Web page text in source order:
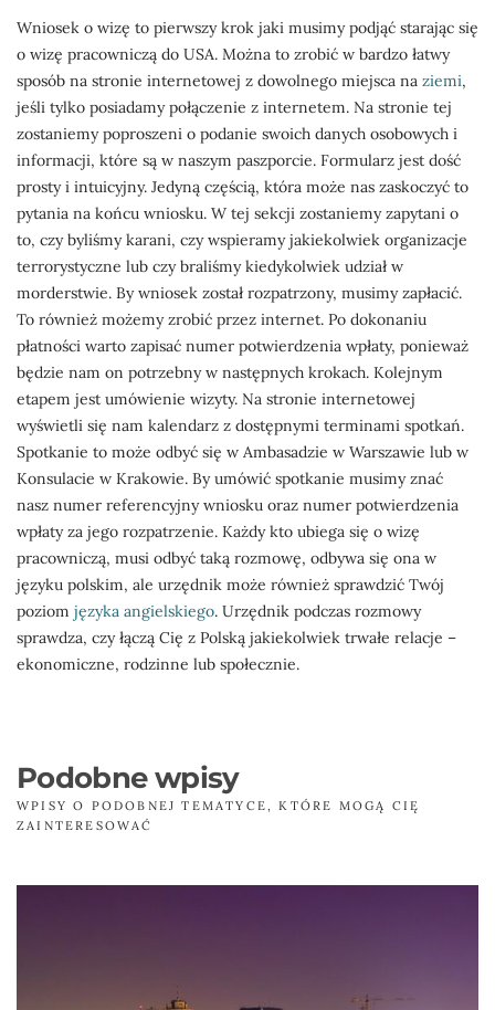
Wniosek o wizę to pierwszy krok jaki musimy podjąć starając się
o wizę pracowniczą do USA. Można to zrobić w bardzo łatwy
sposób na stronie internetowej z dowolnego miejsca na ziemi,
jeśli tylko posiadamy połączenie z internetem. Na stronie tej
zostaniemy poproszeni o podanie swoich danych osobowych i
informacji, które są w naszym paszporcie. Formularz jest dość
prosty i intuicyjny. Jedyną częścią, która może nas zaskoczyć to
pytania na końcu wniosku. W tej sekcji zostaniemy zapytani o
to, czy byliśmy karani, czy wspieramy jakiekolwiek organizacje
terrorystyczne lub czy braliśmy kiedykolwiek udział w
morderstwie. By wniosek został rozpatrzony, musimy zapłacić.
To również możemy zrobić przez internet. Po dokonaniu
płatności warto zapisać numer potwierdzenia wpłaty, ponieważ
będzie nam on potrzebny w następnych krokach. Kolejnym
etapem jest umówienie wizyty. Na stronie internetowej
wyświetli się nam kalendarz z dostępnymi terminami spotkań.
Spotkanie to może odbyć się w Ambasadzie w Warszawie lub w
Konsulacie w Krakowie. By umówić spotkanie musimy znać
nasz numer referencyjny wniosku oraz numer potwierdzenia
wpłaty za jego rozpatrzenie. Każdy kto ubiega się o wizę
pracowniczą, musi odbyć taką rozmowę, odbywa się ona w
języku polskim, ale urzędnik może również sprawdzić Twój
poziom języka angielskiego. Urzędnik podczas rozmowy
sprawdza, czy łączą Cię z Polską jakiekolwiek trwałe relacje –
ekonomiczne, rodzinne lub społecznie.
Podobne wpisy
WPISY O PODOBNEJ TEMATYCE, KTÓRE MOGĄ CIĘ
ZAINTERESOWAĆ